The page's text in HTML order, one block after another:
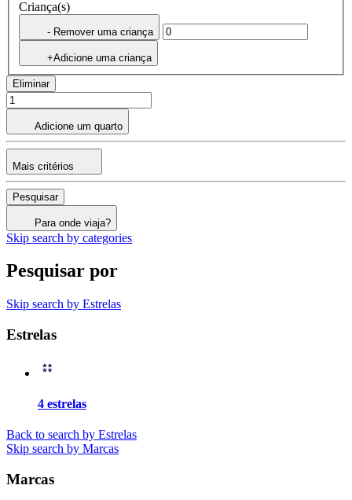
Criança(s)
- Remover uma criança
+Adicione uma criança
Eliminar
Adicione um quarto
Mais critérios
Pesquisar
Para onde viaja?
Skip search by categories
Pesquisar por
Skip search by Estrelas
Estrelas
4 estrelas
Back to search by Estrelas
Skip search by Marcas
Marcas